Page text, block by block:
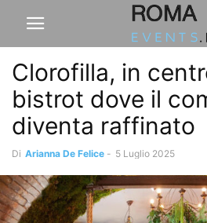
Clorofilla, in
bistrot dove il
diventa raffinato
Di Arianna De Felice - 5 Luglio 2025